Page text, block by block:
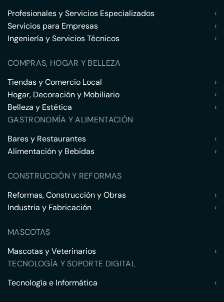
Profesionales y Servicios Especializados
›
Servicios para Empresas
›
Ingeniería y Servicios Técnicos
›
COMPRAS, HOGAR Y BELLEZA
Tiendas y Comercio Local
›
Hogar, Decoración y Mobiliario
›
Belleza y Estética
›
GASTRONOMÍA Y ALIMENTACIÓN
Bares y Restaurantes
›
Alimentación y Bebidas
›
CONSTRUCCIÓN Y REFORMAS
Reformas, Construcción y Obras
›
Industria y Fabricación
›
MASCOTAS
Mascotas y Veterinarios
›
TECNOLOGÍA Y SOPORTE DIGITAL
Tecnología e Informática
›